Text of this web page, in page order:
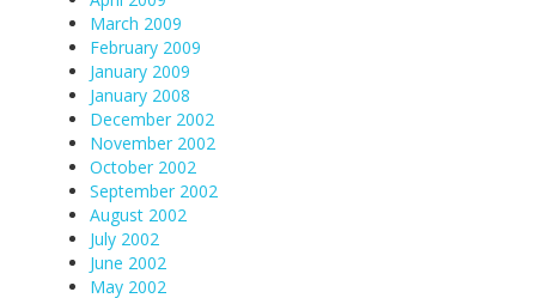
March 2009
February 2009
January 2009
January 2008
December 2002
November 2002
October 2002
September 2002
August 2002
July 2002
June 2002
May 2002